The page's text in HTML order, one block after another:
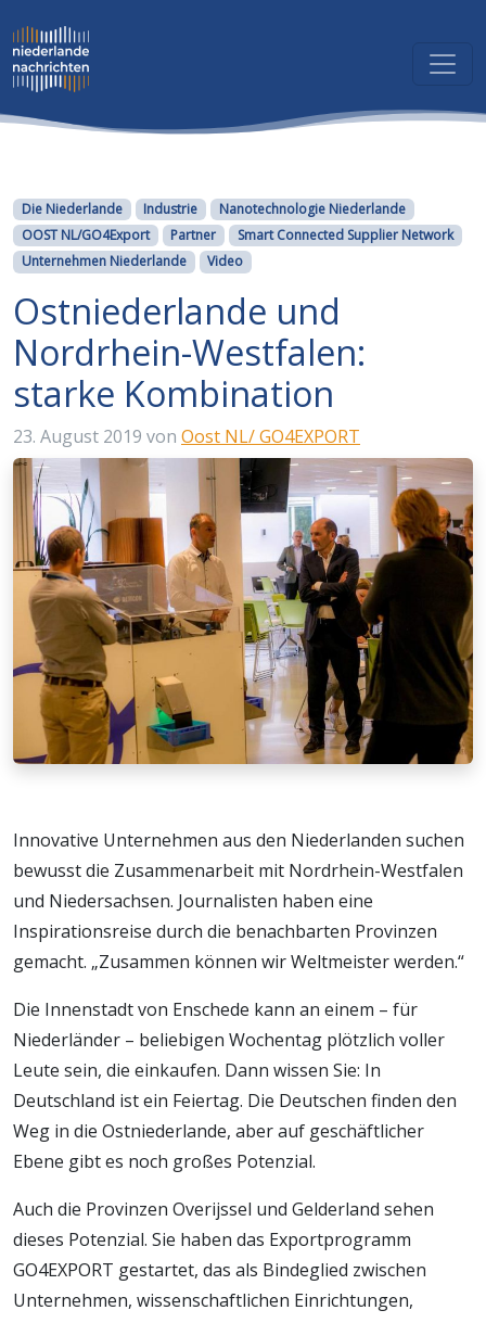
Kategorien
Die Niederlande Industrie
Nanotechnologie Niederlande
OOST NL/GO4Export
Partner
Smart Connected Supplier Network
Unternehmen Niederlande
Video
Ostniederlande und
Nordrhein-Westfalen:
starke Kombination
23. August 2019 von Oost NL/ GO4EXPORT
Innovative Unternehmen aus den Niederlanden suchen
bewusst die Zusammenarbeit mit Nordrhein-Westfalen
und Niedersachsen. Journalisten haben eine
Inspirationsreise durch die benachbarten Provinzen
gemacht. „Zusammen können wir Weltmeister werden.“
Die Innenstadt von Enschede kann an einem – für
Niederländer – beliebigen Wochentag plötzlich voller
Leute sein, die einkaufen. Dann wissen Sie: In
Deutschland ist ein Feiertag. Die Deutschen finden den
Weg in die Ostniederlande, aber auf geschäftlicher
Ebene gibt es noch großes Potenzial.
Auch die Provinzen Overijssel und Gelderland sehen
dieses Potenzial. Sie haben das Exportprogramm
GO4EXPORT gestartet, das als Bindeglied zwischen
Unternehmen, wissenschaftlichen Einrichtungen,